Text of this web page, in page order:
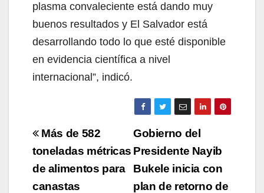
plasma convaleciente está dando muy
buenos resultados y El Salvador está
desarrollando todo lo que esté disponible
en evidencia científica a nivel
internacional”, indicó.
Navegación
de
entradas
Gobierno del
Presidente Nayib
Bukele inicia con
plan de retorno de
Más de 582
toneladas métricas
de alimentos para
canastas